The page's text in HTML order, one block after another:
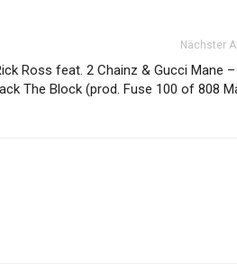
Nächster
Ross feat. 2 Chainz & Gucci Mane
The Block (prod. Fuse 100 of 808